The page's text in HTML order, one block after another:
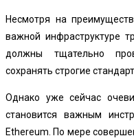
Несмотря на
важной инфраструктуре
должны тщательно
сохранять строгие
Однако уже сейчас
становится важным
Ethereum. По мере